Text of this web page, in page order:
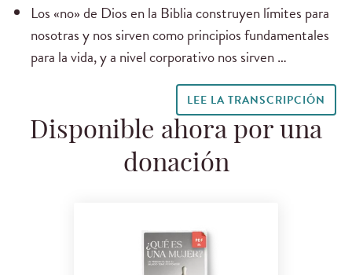
Los «no» de Dios en la Biblia construyen límites para
nosotras y nos sirven como principios fundamentales
para la vida, y a nivel corporativo nos sirven …
LEE LA TRANSCRIPCIÓN
Disponible ahora por una
donación